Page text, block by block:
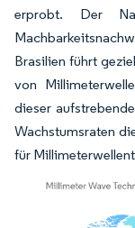
erprobt. Der
Brasilien führt
von
dieser
Wachstumsraten
für